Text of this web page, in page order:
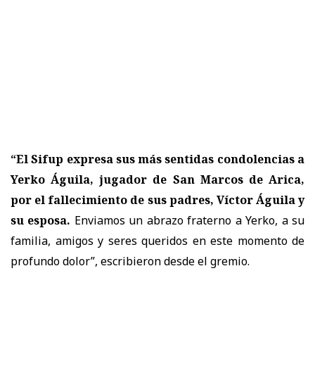
“El Sifup expresa sus más sentidas condolencias a
Yerko Águila, jugador de San Marcos de Arica,
por el fallecimiento de sus padres, Víctor Águila y
su esposa. Enviamos un abrazo fraterno a Yerko, a su
familia, amigos y seres queridos en este momento de
profundo dolor”, escribieron desde el gremio.